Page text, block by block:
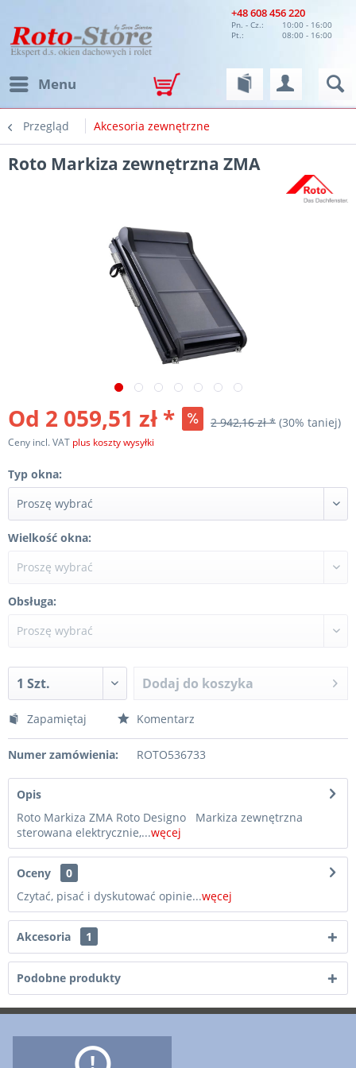
+48 608 456 220
Pn. - Cz.:
10:00 - 16:00
Pt.:
08:00 - 16:00
Menu
Przegląd Akcesoria zewnętrzne
Roto Markiza zewnętrzna ZMA
Od 2 059,51 zł * 2 942,16 zł * (30% taniej)
Ceny incl. VAT plus koszty wysyłki
Typ okna:
Wielkość okna:
Obsługa:
Dodaj do koszyka
Zapamiętaj Komentarz
Numer zamówienia: ROTO536733
Opis
Roto Markiza ZMA Roto Designo Markiza zewnętrzna
sterowana elektrycznie,...węcej
Oceny
0
Czytać, pisać i dyskutować opinie...węcej
Akcesoria 1
Podobne produkty